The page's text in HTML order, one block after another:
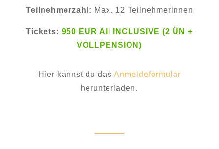
Teilnehmerzahl: Max. 12 Teilnehmerinnen
Tickets: 950 EUR All INCLUSIVE (2 ÜN +
VOLLPENSION)
Hier kannst du das Anmeldeformular
herunterladen.